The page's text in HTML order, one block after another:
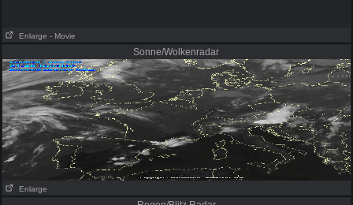
Enlarge - Movie
Sonne/Wolkenradar
Enlarge